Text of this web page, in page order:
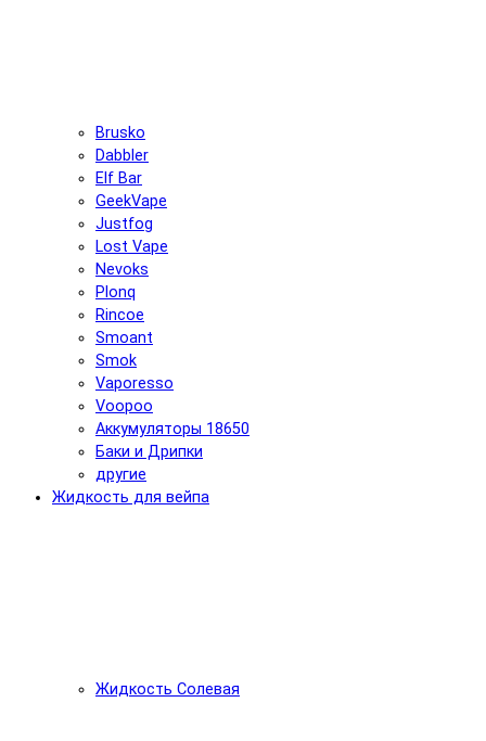
Brusko
Dabbler
Elf Bar
GeekVape
Justfog
Lost Vape
Nevoks
Plonq
Rincoe
Smoant
Smok
Vaporesso
Voopoo
Аккумуляторы 18650
Баки и Дрипки
другие
Жидкость для вейпа
Жидкость Солевая